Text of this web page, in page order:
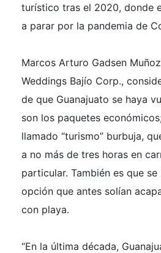
turístico tras el 2020, donde
a parar por la pandemia de
Marcos Arturo Gadsen
Weddings Bajío Corp.,
de que Guanajuato se haya
son los paquetes
llamado “turismo” burbuja,
a no más de tres horas en
particular. También es que
opción que antes solían
con playa.
“En la última década,